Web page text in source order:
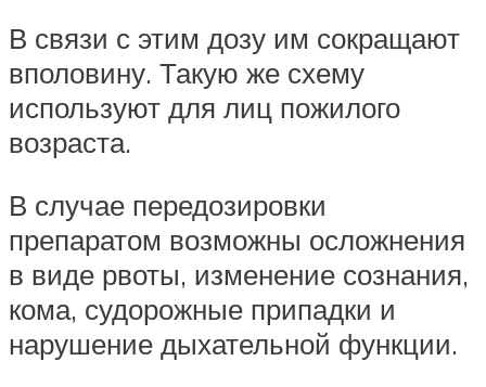
В связи с этим дозу им сокращают
вполовину. Такую же схему
используют для лиц пожилого
возраста.
В случае передозировки
препаратом возможны осложнения
в виде рвоты, изменение сознания,
кома, судорожные припадки и
нарушение дыхательной функции.